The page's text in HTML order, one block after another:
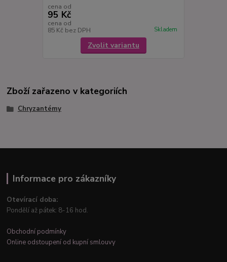
cena od
95 Kč
cena od
85 Kč bez DPH Skladem
Zvolit variantu
Zboží zařazeno v kategoriích
Chryzantémy
Informace pro zákazníky
Otevírací doba:
Pondělí až pátek: 8-16 hod.
Obchodní podmínky
Online odstoupení od kupní smlouvy